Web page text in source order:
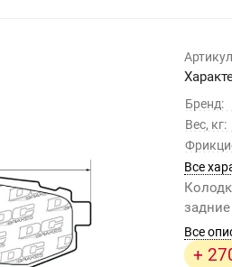
Бренд:
Вес, кг:
Все
задние
Все
+